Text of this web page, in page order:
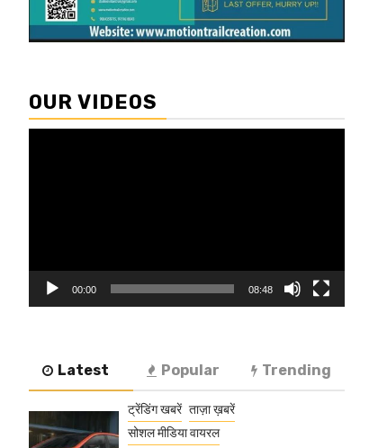
OUR VIDEOS
00:00 08:48
Latest Popular Trending
ट्रेंडिंग खबरें ताज़ा ख़बरें
सोशल मीडिया वायरल